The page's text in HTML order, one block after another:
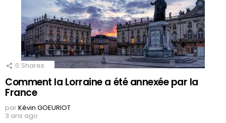
0 Shares
Comment la Lorraine a été annexée par la
France
parKévin GOEURIOT
3 ans ago